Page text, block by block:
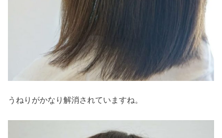
うねりがかなり解消されていますね。